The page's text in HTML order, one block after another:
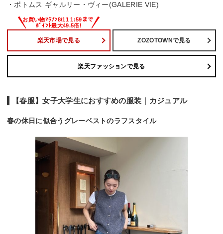
・ボトムス ギャルリー・ヴィー(GALERIE VIE)
楽天市場で見る ZOZOTOWNで見る
楽天ファッションで見る
【春服】女子大学生におすすめの服装｜カジュアル
春の休日に似合うグレーベストのラフスタイル